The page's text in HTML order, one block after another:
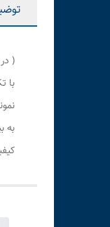
(
با
به